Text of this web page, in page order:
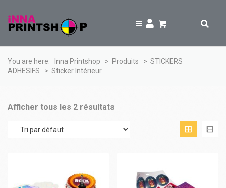
You are here: Inna Printshop > Produits > STICKERS
ADHESIFS
> Sticker Intérieur
Afficher tous les 2 résultats